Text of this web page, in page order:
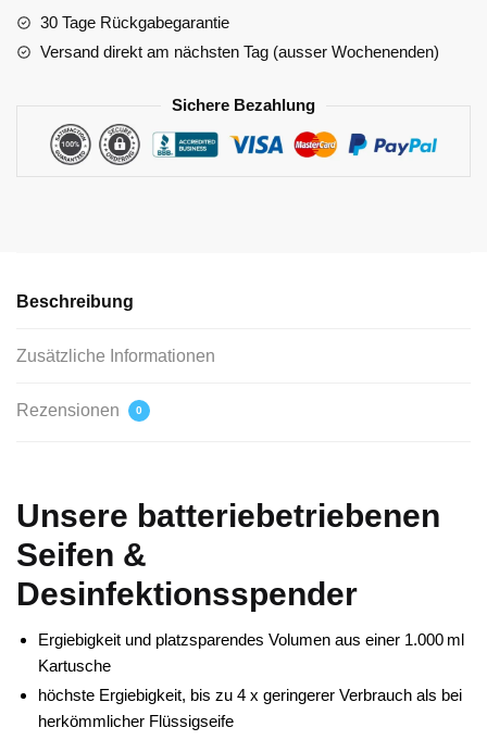
30 Tage Rückgabegarantie
Versand direkt am nächsten Tag (ausser Wochenenden)
Sichere Bezahlung
Beschreibung
Zusätzliche Informationen
Rezensionen 0
Unsere batteriebetriebenen
Seifen &
Desinfektionsspender
Ergiebigkeit und platzsparendes Volumen aus einer 1.000 ml
Kartusche
höchste Ergiebigkeit, bis zu 4 x geringerer Verbrauch als bei
herkömmlicher Flüssigseife